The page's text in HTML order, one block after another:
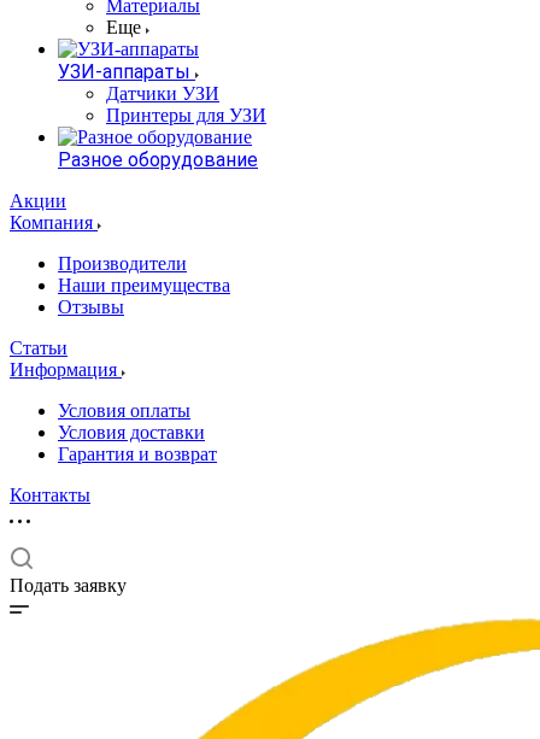
Материалы
Еще
УЗИ-аппараты
Датчики УЗИ
Принтеры для УЗИ
Разное оборудование
Акции
Компания
Производители
Наши преимущества
Отзывы
Статьи
Информация
Условия оплаты
Условия доставки
Гарантия и возврат
Контакты
Подать заявку